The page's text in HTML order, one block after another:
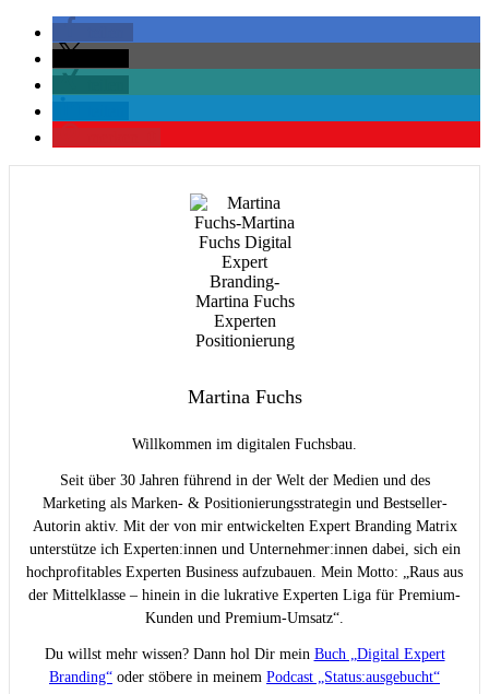
Martina Fuchs
Willkommen im digitalen Fuchsbau.
Seit über 30 Jahren führend in der Welt der Medien und des
Marketing als Marken- & Positionierungsstrategin und Bestseller-
Autorin aktiv. Mit der von mir entwickelten Expert Branding Matrix
unterstütze ich Experten:innen und Unternehmer:innen dabei, sich ein
hochprofitables Experten Business aufzubauen. Mein Motto: „Raus aus
der Mittelklasse – hinein in die lukrative Experten Liga für Premium-
Kunden und Premium-Umsatz“.
Du willst mehr wissen? Dann hol Dir mein Buch „Digital Expert
Branding“ oder stöbere in meinem Podcast „Status:ausgebucht“